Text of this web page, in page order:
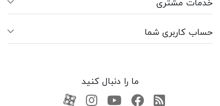
خدمات مشتری
حساب کاربری شما
ما را دنبال کنید
RSSفیسبوکیوتیوبکانال آپارات
کانال آپارات